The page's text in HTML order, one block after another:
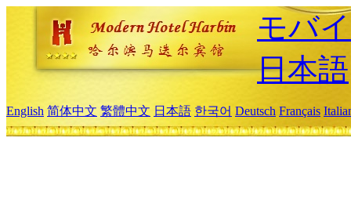
モバ
日本語
English 简体中文 繁體中文 日本語 한국어 Deutsch Français